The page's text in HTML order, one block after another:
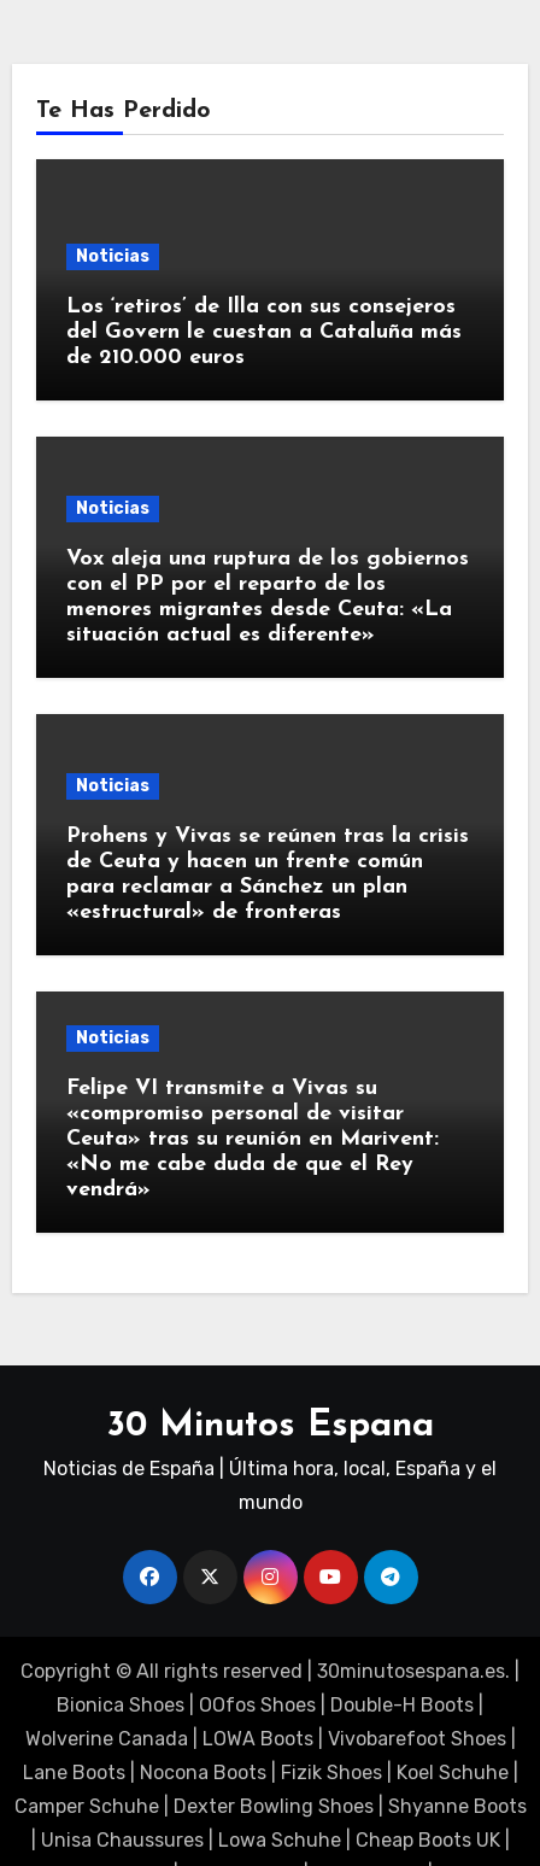
Te Has Perdido
Noticias
Los ‘retiros’ de Illa con sus consejeros
del Govern le cuestan a Cataluña más
de 210.000 euros
Noticias
Vox aleja una ruptura de los gobiernos
con el PP por el reparto de los
menores migrantes desde Ceuta: «La
situación actual es diferente»
Noticias
Prohens y Vivas se reúnen tras la crisis
de Ceuta y hacen un frente común
para reclamar a Sánchez un plan
«estructural» de fronteras
Noticias
Felipe VI transmite a Vivas su
«compromiso personal de visitar
Ceuta» tras su reunión en Marivent:
«No me cabe duda de que el Rey
vendrá»
30 Minutos Espana
Noticias de España | Última hora, local, España y el
mundo
Copyright © All rights reserved 30minutosespana.es. |
Bionica Shoes
OOfos Shoes Double-H Boots
Wolverine Canada
LOWA Boots| Vivobarefoot Shoes|
Lane Boots| Nocona Boots| Fizik Shoes| Koel Schuhe|
Camper Schuhe| Dexter Bowling Shoes| Shyanne Boots
Unisa Chaussures| Lowa Schuhe| Cheap Boots UK